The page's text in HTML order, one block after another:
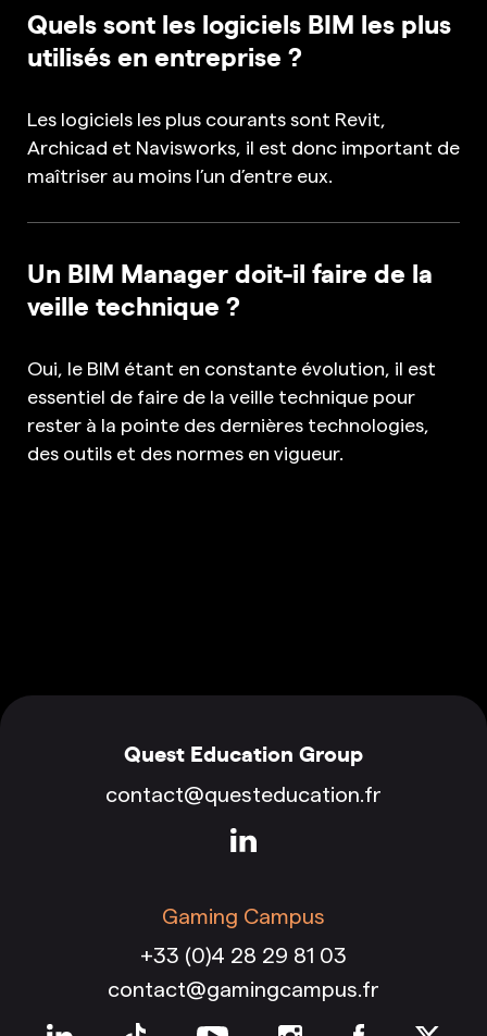
Quels sont les logiciels BIM les plus
utilisés en entreprise ?
Les logiciels les plus courants sont Revit,
Archicad et Navisworks, il est donc important de
maîtriser au moins l’un d’entre eux.
Un BIM Manager doit-il faire de la
veille technique ?
Oui, le BIM étant en constante évolution, il est
essentiel de faire de la veille technique pour
rester à la pointe des dernières technologies,
des outils et des normes en vigueur.
Quest Education Group
contact@questeducation.fr
Gaming Campus
+33 (0)4 28 29 81 03
contact@gamingcampus.fr